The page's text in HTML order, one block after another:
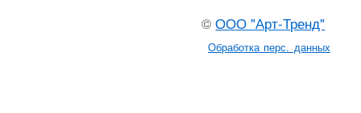
©ООО "Арт-Тренд"
Обработка перс. данных